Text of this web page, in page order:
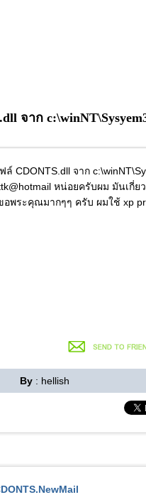
จาก
CDONTS.dll จาก
หน่อยครับผม มันเกี่ย
พระคุณมากๆๆ ครับ ผมใช้ xp
By : hellish